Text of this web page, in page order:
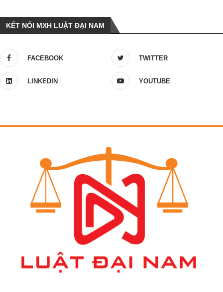
KẾT NỐI MXH LUẬT ĐẠI NAM
FACEBOOK TWITTER
LINKEDIN YOUTUBE